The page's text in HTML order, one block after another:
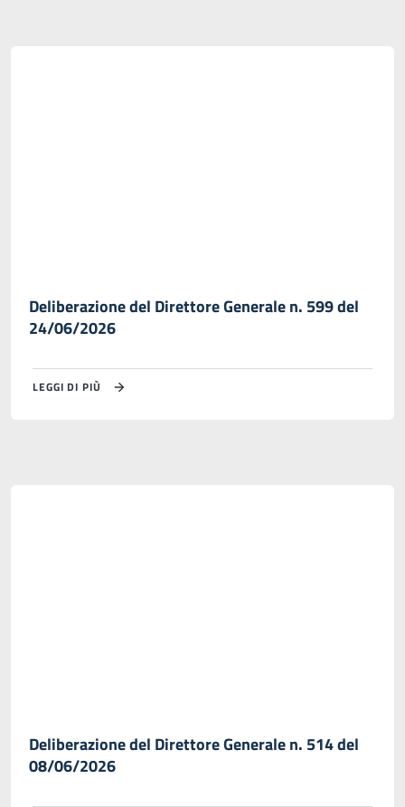
Deliberazione del Direttore Generale n. 599 del
24/06/2026
LEGGI DI PIÙ
Deliberazione del Direttore Generale n. 514 del
08/06/2026